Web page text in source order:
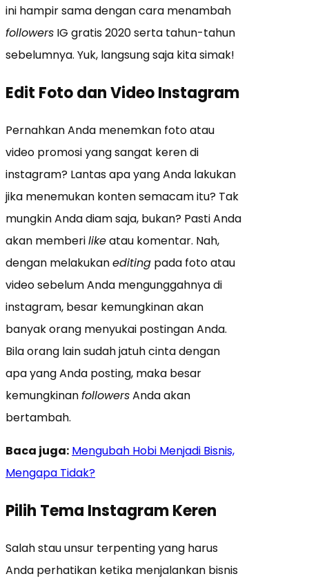
ini hampir sama dengan cara menambah
followers IG gratis 2020 serta tahun-tahun
sebelumnya. Yuk, langsung saja kita simak!
Edit Foto dan Video Instagram
Pernahkan Anda menemkan foto atau
video promosi yang sangat keren di
instagram? Lantas apa yang Anda lakukan
jika menemukan konten semacam itu? Tak
mungkin Anda diam saja, bukan? Pasti Anda
akan memberilikeatau komentar. Nah,
dengan melakukanediting pada foto atau
video sebelum Anda mengunggahnya di
instagram, besar kemungkinan akan
banyak orang menyukai postingan Anda.
Bila orang lain sudah jatuh cinta dengan
apa yang Anda posting, maka besar
kemungkinanfollowersAnda akan
bertambah.
Baca juga: Mengubah Hobi Menjadi Bisnis,
Mengapa Tidak?
Pilih Tema Instagram Keren
Salah stau unsur terpenting yang harus
Anda perhatikan ketika menjalankan bisnis